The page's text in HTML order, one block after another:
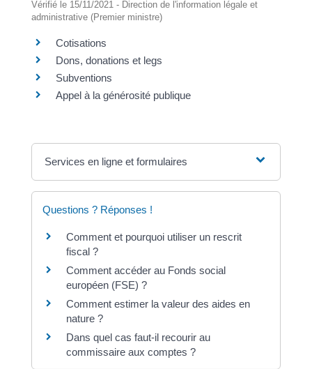
Vérifié le 15/11/2021 - Direction de l'information légale et
administrative (Premier ministre)
Cotisations
Dons, donations et legs
Subventions
Appel à la générosité publique
Services en ligne et formulaires
Questions ? Réponses !
Comment et pourquoi utiliser un rescrit
fiscal ?
Comment accéder au Fonds social
européen (FSE) ?
Comment estimer la valeur des aides en
nature ?
Dans quel cas faut-il recourir au
commissaire aux comptes ?